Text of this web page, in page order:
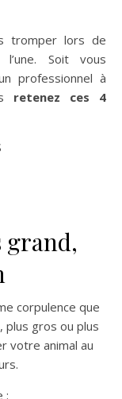
tromper lors de
Soit vous
professionnel à
retenez ces 4
grand,
corpulence que
plus gros ou plus
votre animal au
: